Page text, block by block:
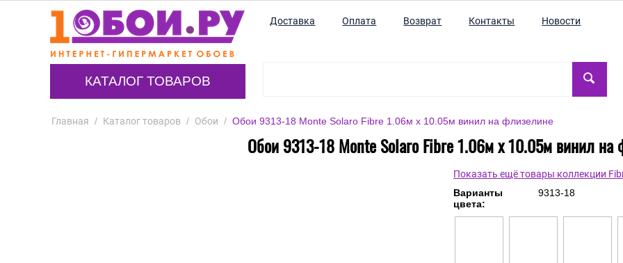
КАТАЛОГ ТОВАРОВ
Доставка Оплата Возврат Контакты Новости
Главная / Каталог товаров / Обои / Обои 9313-18 Monte Solaro Fibre 1.06м x 10.05м винил на флизелине
Обои 9313-18 Monte Solaro Fibre 1.06м x 10.05м винил на
Показать ещё товары коллекции
Варианты
цвета:
9313-18